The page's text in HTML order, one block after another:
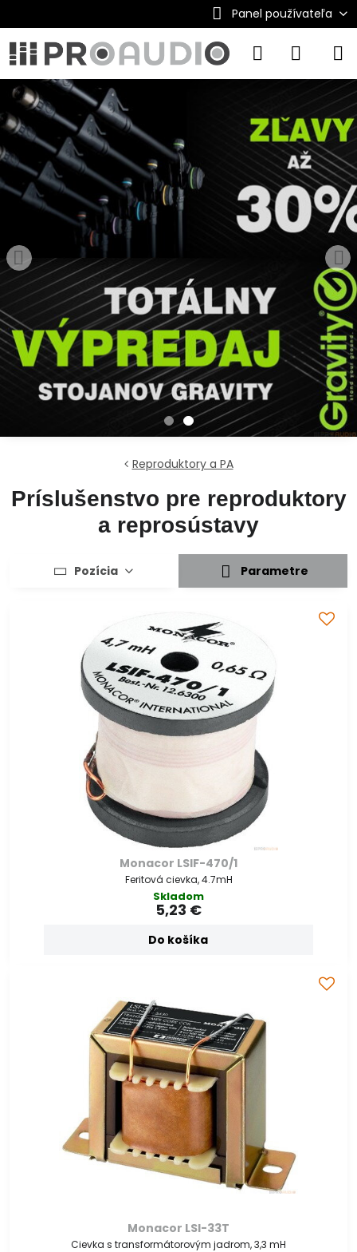
Panel používateľa
Reproduktory a PA
Príslušenstvo pre reproduktory
a reprosústavy
Pozícia Parametre
Monacor LSIF-470/1
Feritová cievka, 4.7mH
Skladom
5,23 €
Do košíka
Monacor LSI-33T
Cievka s transformátorovým jadrom, 3,3 mH